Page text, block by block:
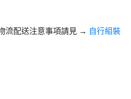
流配送注意事項請見 → 自行組裝